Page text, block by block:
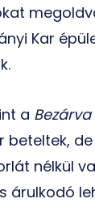
Kar
a
beteltek,
nélkül
árulkodó